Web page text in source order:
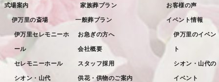
2022年7月
2022年6月
2022年5月
2022年4月
式場案内
伊万里の斎場
伊万里セレモニーホ
ール
セレモニーホール
シオン・山代
家族葬プラン
一般葬プラン
お急ぎの方へ
会社概要
スタッフ採用
供花・供物のご案内
お客様の声
イベント情報
伊万里のイベン
ト
シオン・山代の
イベント